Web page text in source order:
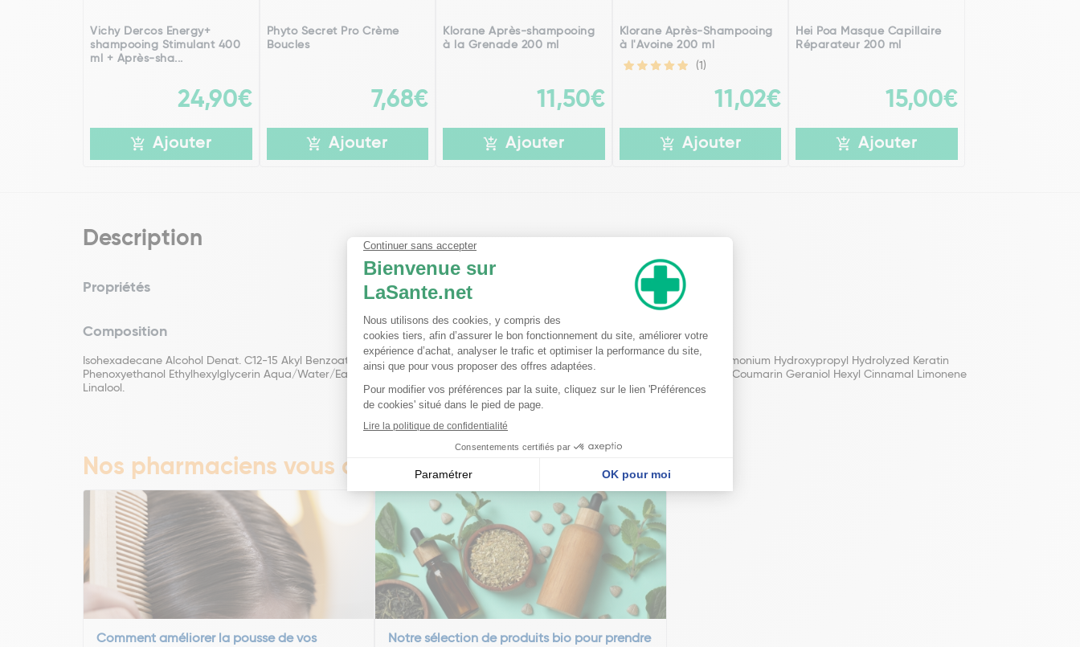
Vichy Dercos Energy+
shampooing Stimulant 400
ml + Après-sha...
24,90€
Ajouter
Phyto Secret Pro Crème
Boucles
7,68€
Ajouter
Klorane Après-shampooing
à la Grenade 200 ml
11,50€
Ajouter
Klorane Après-Shampooing
à l'Avoine 200 ml
(1)
11,02€
Ajouter
Hei Poa Masque Capillaire
Réparateur 200 ml
15,00€
Ajouter
Description
Propriétés
Composition
Isohexadecane Alcohol Denat. C12-15 Akyl Benzoate Dimenthicone Phenyl Trimethicone Ethyl Ester Of Hydrolydez Silk Cocodimonium Hydroxypropyl Hydrolyzed Keratin
Phenoxyethanol Ethylhexylglycerin Aqua/Water/Eau Fragrance (Parfum) Benzyl Benzoate Benzyl Salicylate Citral Citronellol Coumarin Geraniol Hexyl Cinnamal Limonene
Linalool.
Nos pharmaciens vous conseillent
Comment améliorer la pousse de vos
Notre sélection de produits bio pour prendre